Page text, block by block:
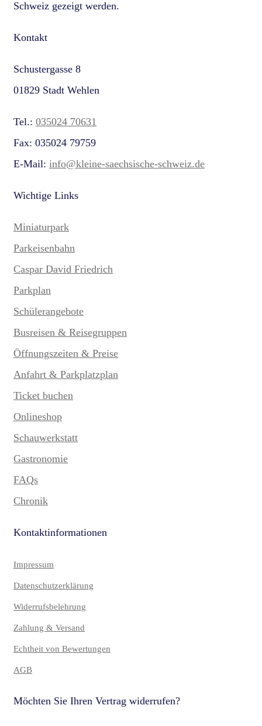
Schweiz gezeigt werden.
Kontakt
Schustergasse 8
01829 Stadt Wehlen
Tel.: 035024 70631
Fax: 035024 79759
E-Mail: info@kleine-saechsische-schweiz.de
Wichtige Links
Miniaturpark
Parkeisenbahn
Caspar David Friedrich
Parkplan
Schülerangebote
Busreisen & Reisegruppen
Öffnungszeiten & Preise
Anfahrt & Parkplatzplan
Ticket buchen
Onlineshop
Schauwerkstatt
Gastronomie
FAQs
Chronik
Kontaktinformationen
Impressum
Datenschutzerklärung
Widerrufsbelehrung
Zahlung & Versand
Echtheit von Bewertungen
AGB
Möchten Sie Ihren Vertrag widerrufen?